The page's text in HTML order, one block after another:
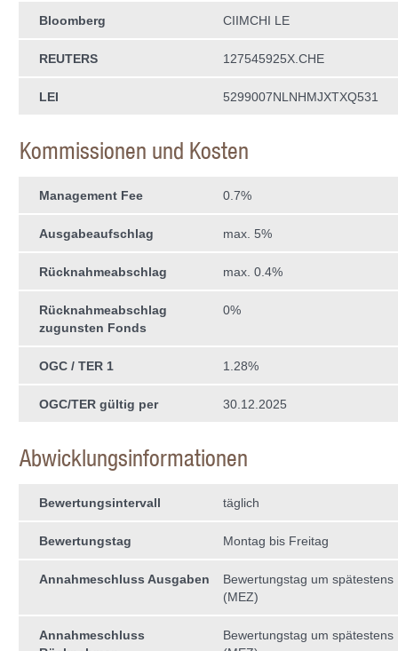
Bloomberg CIIMCHI LE
REUTERS 127545925X.CHE
LEI 5299007NLNHMJXTXQ531
Kommissionen und Kosten
Management Fee 0.7%
Ausgabeaufschlag max. 5%
Rücknahmeabschlag max. 0.4%
Rücknahmeabschlag
zugunsten Fonds
0%
OGC / TER 1 1.28%
OGC/TER gültig per 30.12.2025
Abwicklungsinformationen
Bewertungsintervall täglich
Bewertungstag Montag bis Freitag
Annahmeschluss Ausgaben
Bewertungstag um spätestens
(MEZ)
Annahmeschluss
Bewertungstag um spätestens